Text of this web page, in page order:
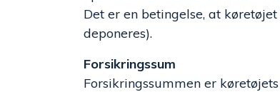
Det er en betingelse, at
deponeres).
Forsikringssum
Forsikringssummen er